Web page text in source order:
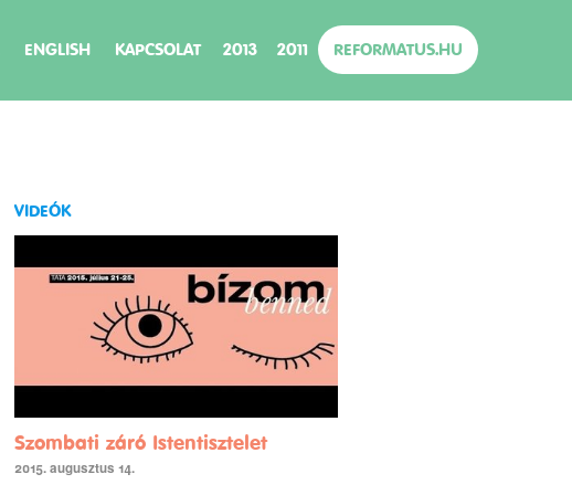
ENGLISH KAPCSOLAT 2013 2011 REFORMATUS.HU
VIDEÓK
Szombati záró Istentisztelet
2015. augusztus 14.